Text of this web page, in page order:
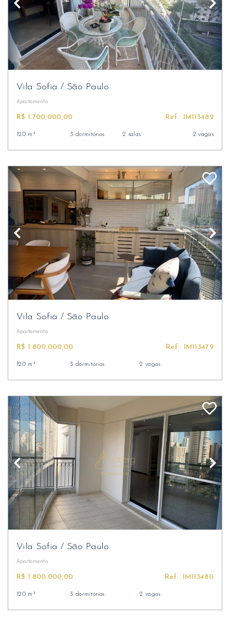
Vila Sofia/ São Paulo
Apartamento
R$ 1.700.000,00 Ref.: IM113482
120 m² 3 dormitórios 2 salas 2 vagas
Vila Sofia/ São Paulo
Apartamento
R$ 1.800.000,00 Ref.: IM113479
120 m² 3 dormitórios 2 vagas
Vila Sofia/ São Paulo
Apartamento
R$ 1.800.000,00 Ref.: IM113480
120 m² 3 dormitórios 2 vagas